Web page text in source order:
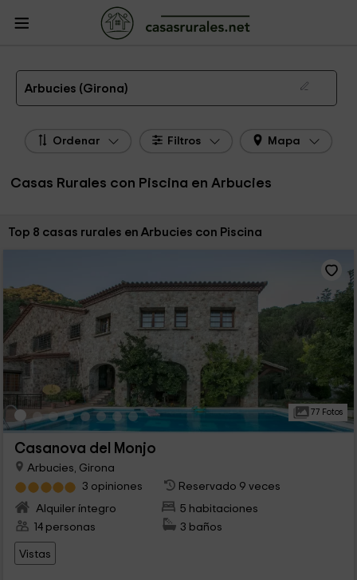
Casas Rurales
Girona
Casas Rurales Arbucies
➤ Las 8 MEJORES Casas Rurales con Piscina en Arbucies de 2026
Arbucies (Girona)
Ordenar Filtros Mapa
Casas Rurales con Piscina en Arbucies
Ordenar por:
Top 8 casas rurales en Arbucies con Piscina
77 Fotos
Casanova del Monjo
Arbucies, Girona
3 opiniones
Reservado 9 veces
Alquiler íntegro
5 habitaciones
14 personas
3 baños
Vistas